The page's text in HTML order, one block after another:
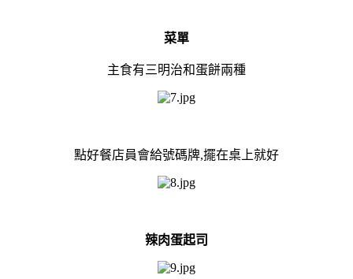
菜單
主食有三明治和蛋餅兩種
點好餐店員會給號碼牌,擺在桌上就好
辣肉蛋起司